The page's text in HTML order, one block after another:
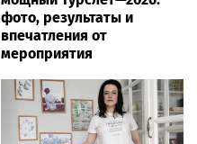
фото, результаты и
впечатления от
мероприятия